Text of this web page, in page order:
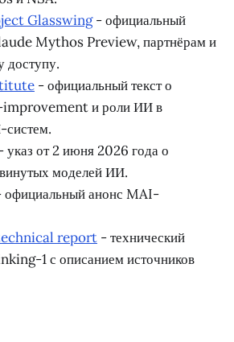
Glasswing- официальный
Mythos Preview, партнёрам и
доступу.
- официальный текст о
и роли ИИ в
систем.
указ от 2 июня 2026 года о
моделей ИИ.
официальный анонс MAI-
report - технический
1 с описанием источников